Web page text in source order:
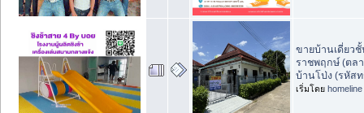
ขายบ้านเดี่ยว
ราชพฤกษ์ (ตล
บ้านโป่ง (รหัส
เริ่มโดย homeline